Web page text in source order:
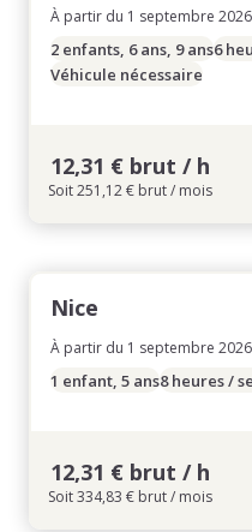
À partir du 1 septembre 2026
2 enfants, 6 ans, 9 ans6
Véhicule nécessaire
12,31 € brut / h
Soit 251,12 € brut / mois
Nice
À partir du 1 septembre 2026
1 enfant, 5 ans8 heures /
12,31 € brut / h
Soit 334,83 € brut / mois